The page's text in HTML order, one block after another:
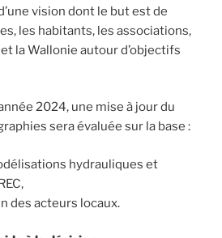
vision dont le but est de
les habitants, les associations,
la Wallonie autour d’objectifs
2024, une mise à jour du
sera évaluée sur la base :
hydrauliques et
des acteurs locaux.